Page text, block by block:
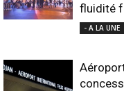
fluidité
- A LA UNE